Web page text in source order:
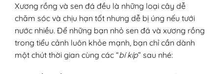
Xương rồng và sen đá đều là những loại cây dễ
chăm sóc và chịu hạn tốt nhưng dễ bị úng nếu tưới
nước nhiều. Để những bạn nhỏ sen đá và xương rồng
trong tiểu cảnh luôn khỏe mạnh, bạn chỉ cần dành
một chút thời gian cùng các “bí kíp” sau nhé: